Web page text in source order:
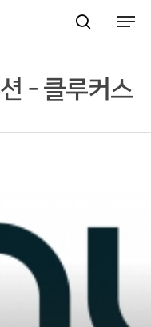
- 클루커스